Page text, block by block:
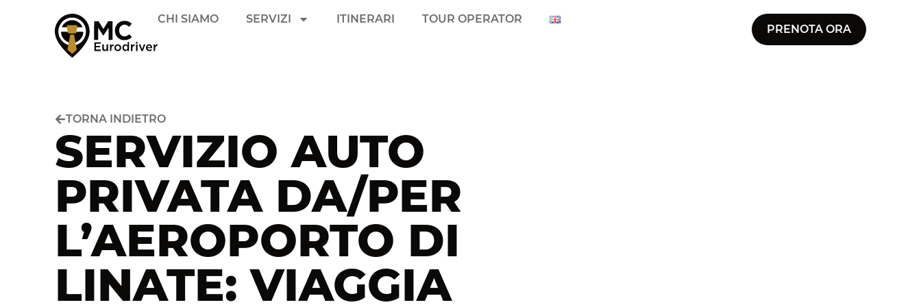
CHI SIAMO SERVIZI ITINERARI TOUR OPERATOR
PRENOTA ORA
TORNA INDIETRO
SERVIZIO AUTO
PRIVATA DA/PER
L’AEROPORTO DI
LINATE: VIAGGIA